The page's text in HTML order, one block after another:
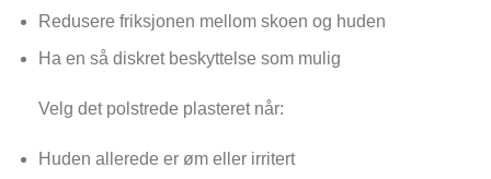
Redusere friksjonen mellom skoen og huden
Ha en så diskret beskyttelse som mulig
Velg det polstrede plasteret når:
Huden allerede er øm eller irritert